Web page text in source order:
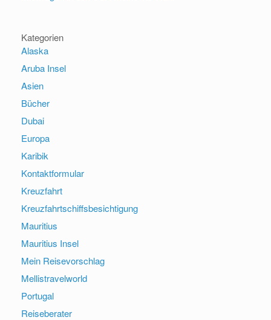
Kategorien
Alaska
Aruba Insel
Asien
Bücher
Dubai
Europa
Karibik
Kontaktformular
Kreuzfahrt
Kreuzfahrtschiffsbesichtigung
Mauritius
Mauritius Insel
Mein Reisevorschlag
Mellistravelworld
Portugal
Reiseberater